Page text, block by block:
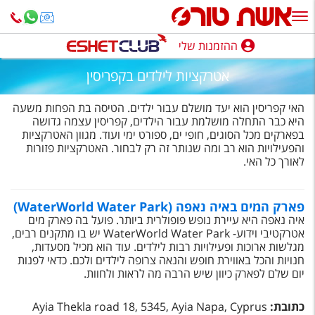
ההזמנות שלי
נופש בארץ
חופשה לפי סגנון
מלונות באילת
סגנונות טיול
חבילות נופש
הרגע האחרון
ההזמנות שלי
אטרקציות לילדים בקפריסין
האי קפריסין הוא יעד מושלם עבור ילדים. הטיסה בת הפחות משעה
היא כבר התחלה מושלמת עבור הילדים, קפריסין עצמה גדושה
בפארקים מכל הסוגים, חופי ים, ספורט ימי ועוד. מגוון האטרקציות
והפעילויות הוא רב ומה שנותר זה רק לבחור. האטרקציות פזורות
לאורך כל האי.
פארק המים באיה נאפה (WaterWorld Water Park)
איה נאפה היא עיירת נופש פופולרית ביותר. פועל בה פארק מים
אטרקטיבי וידוע-WaterWorld Water Park יש בו מתקנים רבים,
מגלשות ארוכות ופעילויות רבות לילדים. עוד הוא מכיל מסעדות,
חנויות והכל באווירת חופש והנאה צרופה לילדים ולכם. כדאי לפנות
יום שלם לפארק כיוון שיש הרבה מה לראות ולחוות.
כתובת:
Ayia Thekla road 18, 5345, Ayia Napa, Cyprus